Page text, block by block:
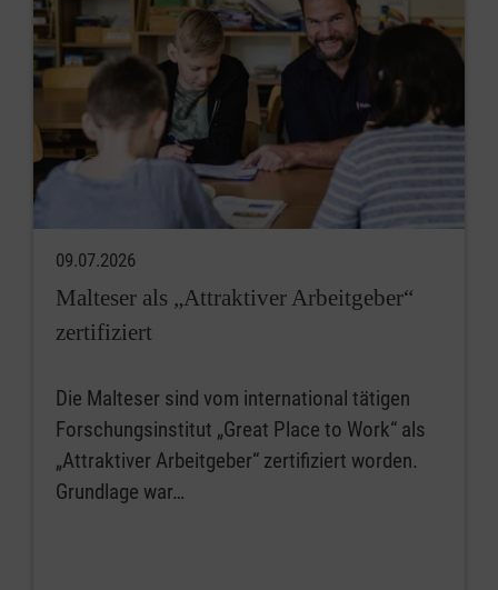
09.07.2026
Malteser als „Attraktiver Arbeitgeber“
zertifiziert
Die Malteser sind vom international tätigen
Forschungsinstitut „Great Place to Work“ als
„Attraktiver Arbeitgeber“ zertifiziert worden.
Grundlage war…